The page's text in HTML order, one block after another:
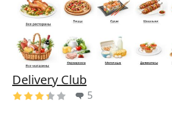
Delivery Club
5